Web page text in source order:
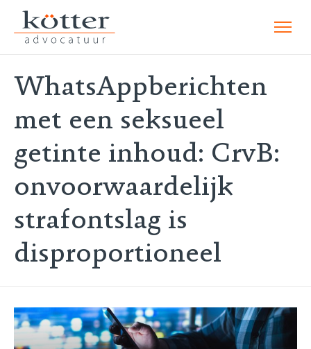
WhatsAppberichten
met een seksueel
getinte inhoud: CrvB:
onvoorwaardelijk
strafontslag is
disproportioneel